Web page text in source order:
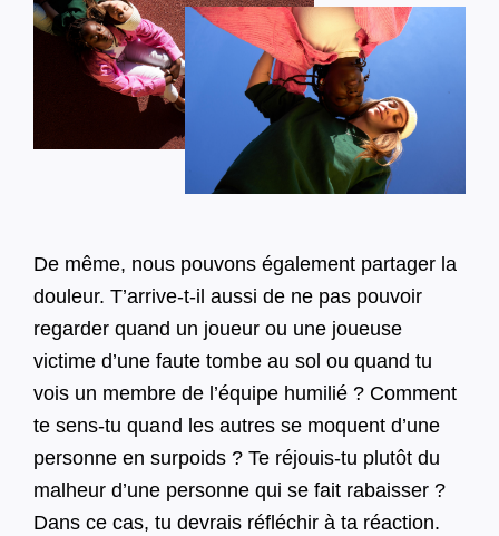
De même, nous pouvons également partager la
douleur. T’arrive-t-il aussi de ne pas pouvoir
regarder quand un joueur ou une joueuse
victime d’une faute tombe au sol ou quand tu
vois un membre de l’équipe humilié ? Comment
te sens-tu quand les autres se moquent d’une
personne en surpoids ? Te réjouis-tu plutôt du
malheur d’une personne qui se fait rabaisser ?
Dans ce cas, tu devrais réfléchir à ta réaction.